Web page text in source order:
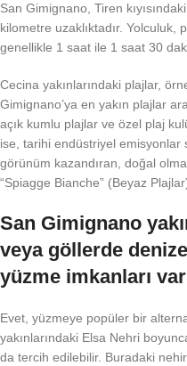
San Gimignano, Tiren
kilometre uzaklıktadır. Yolculuk,
genellikle 1 saat ile 1 saat 30
Cecina yakınlarındaki plajlar,
Gimignano’ya en yakın plajlar
açık kumlu plajlar ve özel plaj
ise, tarihi endüstriyel
görünüm kazandıran, doğal
“Spiagge Bianche” (Beyaz
San Gimignano
veya göllerde
yüzme imkanları var
Evet, yüzmeye popüler bir
yakınlarındaki Elsa Nehri
da tercih edilebilir. Buradaki